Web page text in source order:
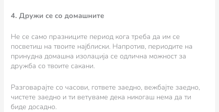
4. Дружи се со домашните
Не се само празниците период кога треба да им се
посветиш на твоите најблиски. Напротив, периодите на
принудна домашна изолација се одлична можност за
дружба со твоите сакани.
Разговарајте со часови, гответе заедно, вежбајте заедно,
чистете заедно и ти ветуваме дека никогаш нема да ти
биде досадно.